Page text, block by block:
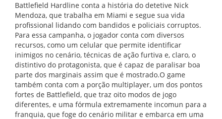
Battlefield Hardline conta a história do detetive Nick
Mendoza, que trabalha em Miami e segue sua vida
profissional lidando com bandidos e policiais corruptos.
Para essa campanha, o jogador conta com diversos
recursos, como um celular que permite identificar
inimigos no cenário, técnicas de ação furtiva e, claro, o
distintivo do protagonista, que é capaz de paralisar boa
parte dos marginais assim que é mostrado.O game
também conta com a porção multiplayer, um dos pontos
fortes de Battlefield, que traz oito modos de jogo
diferentes, e uma fórmula extremamente incomun para a
franquia, que foge do cenário militar e embarca em uma